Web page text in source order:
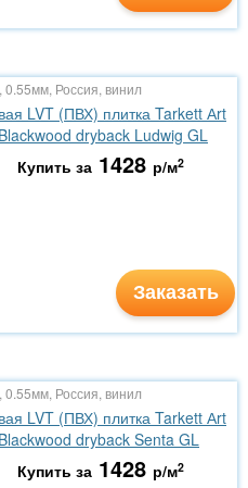
0.55мм, Россия, винил
LVT (ПВХ) плитка Tarkett Аrt
dryback Ludwig GL
Купить за 1428 р/м2
Заказать
0.55мм, Россия, винил
LVT (ПВХ) плитка Tarkett Аrt
dryback Senta GL
Купить за 1428 р/м2